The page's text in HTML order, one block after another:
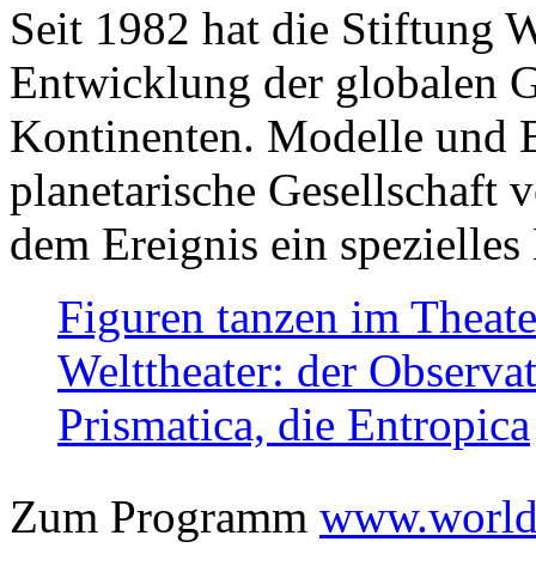
Seit 1982 hat die Stiftung
Entwicklung der globalen
Kontinenten. Modelle und
planetarische Gesellschaft
dem Ereignis ein
Figuren tanzen im
Welttheater: der
Prismatica, die Entropica
Zum Programm